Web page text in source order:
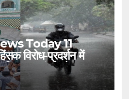
Today 11
विरोध-प्रदर्शन में
मुंबई और
में मानसून ने दी दस्तक￼